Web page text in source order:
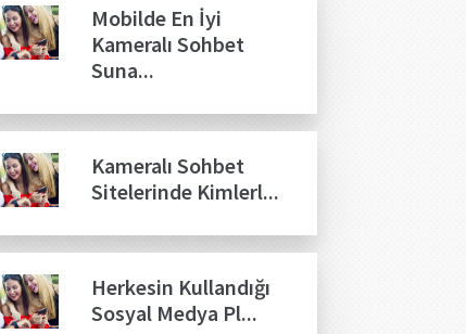
Mobilde En İyi
Kameralı Sohbet
Suna...
Kameralı Sohbet
Sitelerinde Kimlerl...
Herkesin Kullandığı
Sosyal Medya Pl...